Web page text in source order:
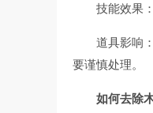
技能效果
道具影响
要谨慎处理。
如何去除